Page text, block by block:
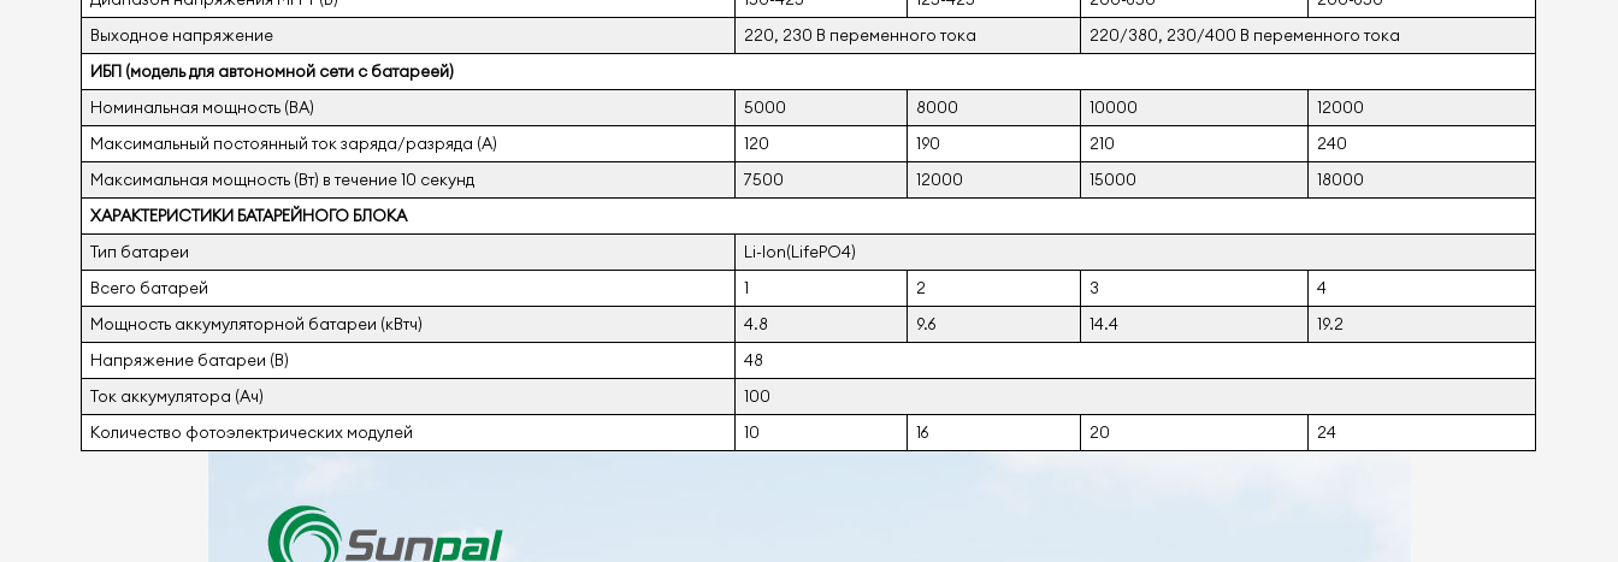
Выходное напряжение
220, 230 В переменного тока
220/380, 230/400 В переменного тока
ИБП (модель для автономной сети с батареей)
Номинальная мощность (ВА)
5000 8000 10000
12000
Максимальный постоянный ток заряда/разряда (A)
120 190 210
240
Максимальная мощность (Вт) в течение 10 секунд
7500 12000 15000
18000
ХАРАКТЕРИСТИКИ БАТАРЕЙНОГО БЛОКА
Тип батареи
Li-Ion(LifePO4)
Всего батарей
1 2 3
4
Мощность аккумуляторной батареи (кВтч)
4.8 9.6 14.4
19.2
Напряжение батареи (В)
48
Ток аккумулятора (Ач)
100
Количество фотоэлектрических модулей
10 16 20 24